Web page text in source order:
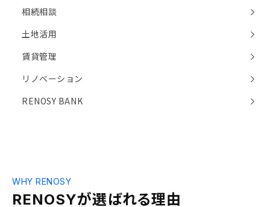
相続相談
土地活用
賃貸管理
リノベーション
RENOSY BANK
RENOSYが選ばれる理由
WHY RENOSY